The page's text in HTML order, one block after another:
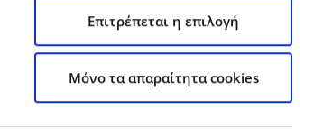
Επιτρέπεται η επιλογή
Mόνο τα απαραίτητα cookies